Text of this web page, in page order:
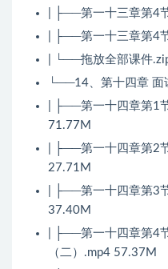
| ├──第一十三章第4
| ├──第一十三章第4
| └──拖放全部课件
└──14、第十四章 面
| ├──第一十四章第1
71.77M
| ├──第一十四章第2
27.71M
| ├──第一十四章第3
37.40M
| ├──第一十四章第4
（二）.mp4 57.37M